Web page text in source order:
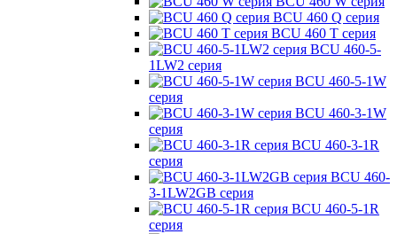
BCU 460 Q серия
BCU 460 T серия
BCU 460-5-
1LW2 серия
BCU 460-5-1W
серия
BCU 460-3-1W
серия
BCU 460-3-1R
серия
BCU 460-
3-1LW2GB серия
BCU 460-5-1R
серия